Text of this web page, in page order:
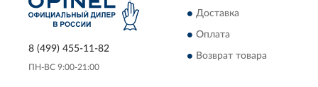
8 (499) 455-11-82
ПН-ВС 9:00-21:00
Доставка
Оплата
Возврат товара